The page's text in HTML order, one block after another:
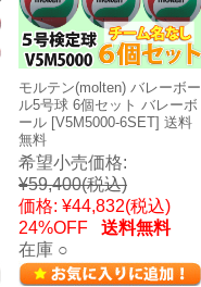
モルテン(molten) バレーボー
ル5号球 6個セット バレーボ
ール [V5M5000-6SET] 送料
無料
希望小売価格:
¥59,400(税込)
価格: ¥44,832(税込)
24%OFF
送料無料
在庫 ○